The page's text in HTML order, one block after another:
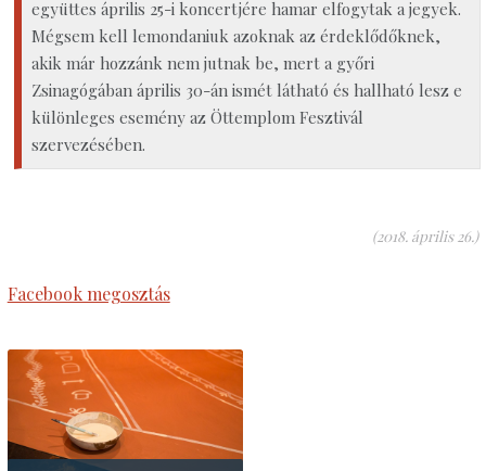
együttes április 25-i koncertjére hamar elfogytak a jegyek.
Mégsem kell lemondaniuk azoknak az érdeklődőknek,
akik már hozzánk nem jutnak be, mert a győri
Zsinagógában április 30-án ismét látható és hallható lesz e
különleges esemény az Öttemplom Fesztivál
szervezésében.
(2018. április 26.)
Facebook megosztás